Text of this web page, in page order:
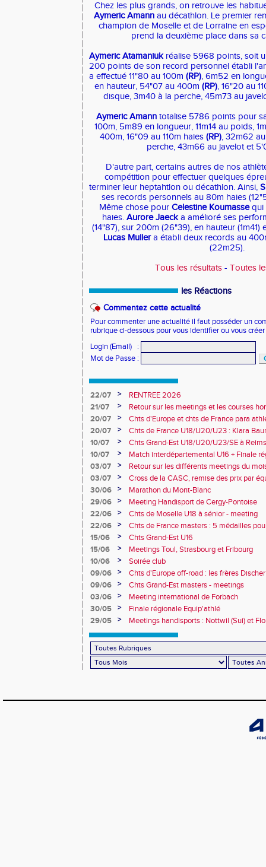
Chez les plus grands, on retrouve les
Aymeric Amann au décathlon. Le premier
champion de Moselle et de Lorraine en
prend la deuxième place dans sa
Aymeric Atamaniukréalise 5968 points, soit
200 points de son record personnel établi
a effectué 11"80 au 100m(RP), 6m52 en
en hauteur, 54"07 au 400m (RP), 16"20 au
disque, 3m40 à la perche, 45m73 au
Aymeric Amann totalise 5786 points pour
100m, 5m89 en longueur, 11m14 au poids,
400m, 16"09 au 110m haies(RP), 32m62
perche, 43m66 au javelot et
D'autre part, certains autres de nos
compétition pour effectuer quelques
terminer leur heptahtlon ou décathlon. Ainsi,
ses records personnels au 80m haies
Même chose pourCelestine Koumassequi
haies. Aurore Jaecka amélioré ses
(14"87), sur 200m (26"39), en hauteur
Lucas Mullera établi deux records au
(22m25).
Tous les résultats - Toutes
les Réactions
Commentez cette actualité
Pour commenter une actualité il faut posséder un
rubrique ci-dessous pour vous identifier ou vous
Login (Email)
:
Mot de Passe :
22/07 >
RENTREE 2026
21/07
>
Retour sur les meetings et les courses
20/07
>
Chts d'Europe et chts de France para
champion d'Europe et multiples
20/07 >
Chts de France U18/U20/U23 : Klara
10e
10/07 >
Chts Grand-Est U18/U20/U23/SE à
10/07
>
Match interdépartemental U16 + Finale
Obernai
03/07 >
Retour sur les différents meetings du
03/07
>
Cross de la CASC, remise des prix par
collèges
30/06 >
Marathon du Mont-Blanc
29/06
>
Meeting Handisport de Cergy-Pontoise
22/06
>
Chts de Moselle U18 à sénior - meeting
22/06
>
Chts de France masters : 5 médailles
15/06
>
Chts Grand-Est U16
15/06
>
Meetings Toul, Strasbourg et Fribourg
10/06
>
Soirée club
09/06
>
Chts d'Europe off-road : les frères
09/06
>
Chts Grand-Est masters - meetings
03/06
>
Meeting international de Forbach
30/05
>
Finale régionale Equip'athlé
29/05
> Meetings handisports : Nottwil (Sui) et